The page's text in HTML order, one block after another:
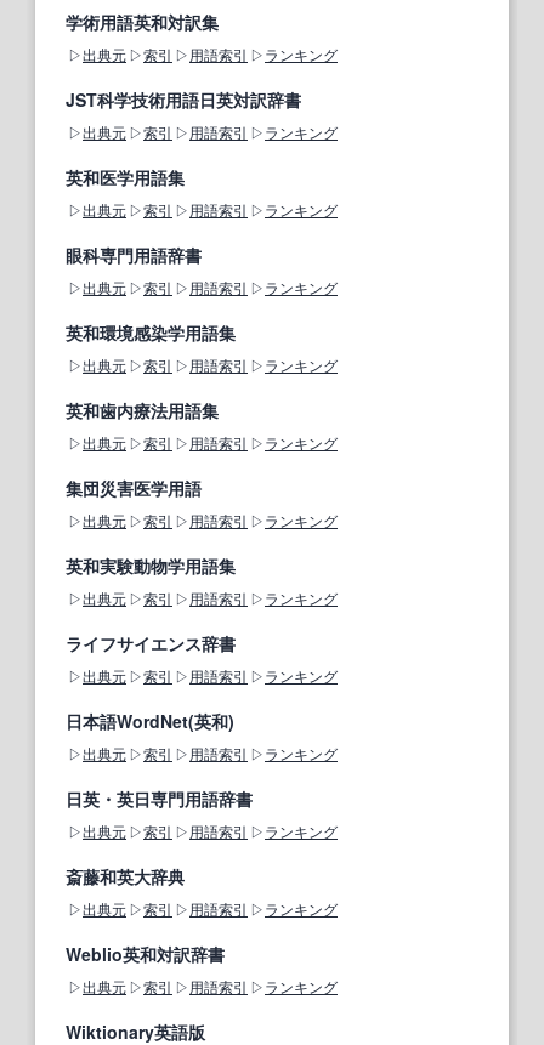
学術用語英和対訳集
出典元 索引 用語索引 ランキング
JST科学技術用語日英対訳辞書
出典元 索引 用語索引 ランキング
英和医学用語集
出典元 索引 用語索引 ランキング
眼科専門用語辞書
出典元 索引 用語索引 ランキング
英和環境感染学用語集
出典元 索引 用語索引 ランキング
英和歯内療法用語集
出典元 索引 用語索引 ランキング
集団災害医学用語
出典元 索引 用語索引 ランキング
英和実験動物学用語集
出典元 索引 用語索引 ランキング
ライフサイエンス辞書
出典元 索引 用語索引 ランキング
日本語WordNet(英和)
出典元 索引 用語索引 ランキング
日英・英日専門用語辞書
出典元 索引 用語索引 ランキング
斎藤和英大辞典
出典元 索引 用語索引 ランキング
Weblio英和対訳辞書
出典元 索引 用語索引 ランキング
Wiktionary英語版